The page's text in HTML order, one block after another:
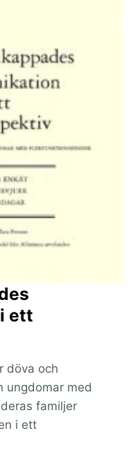
ett
döva och
ungdomar med
familjer
i ett